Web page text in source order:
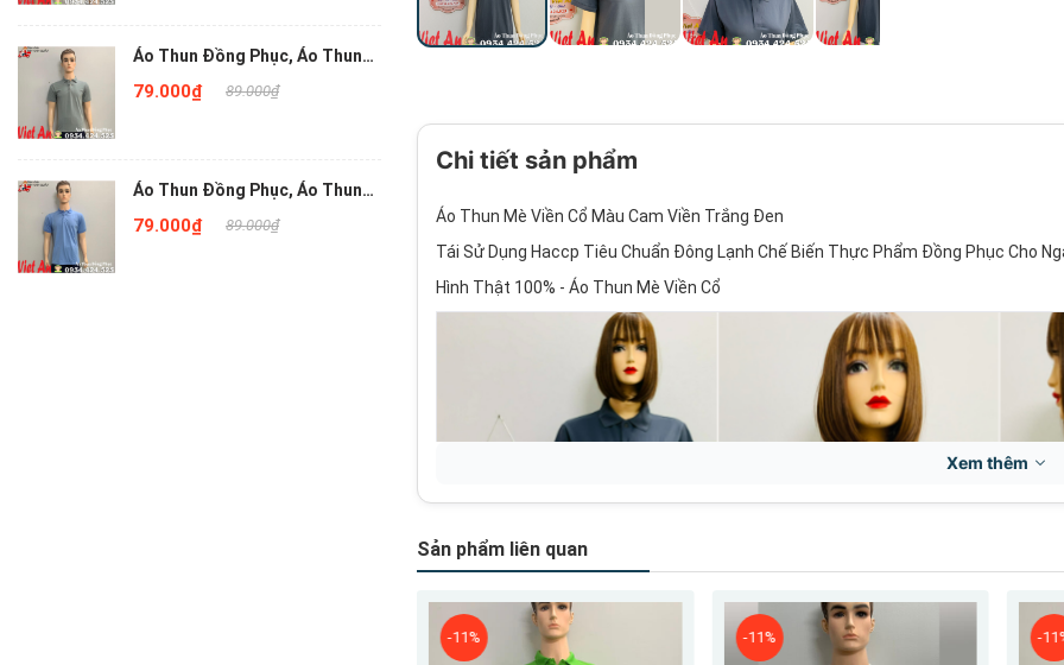
Áo Thun Đồng Phục, Áo Thun
Công Sở Đơn Gỉan Màu Xám
79.000₫ 89.000₫
Áo Thun Đồng Phục, Áo Thun
Công Sở Đơn Gỉan Màu Xanh
Bích
79.000₫ 89.000₫
Chi tiết sản phẩm
Áo Thun Mè Viền Cổ Màu Cam Viền Trắng Đen
Tái Sử Dụng Haccp Tiêu Chuẩn Đông Lạnh Chế Biến Thực Phẩm Đồng Phục Cho
Hình Thật 100% - Áo Thun Mè Viền Cổ
Xem thêm
Sản phẩm liên quan
-11% -11% -